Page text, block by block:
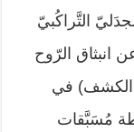
التَّراكُبيّ
انبثاق الرّوح
الكشف) في
مُسَبَّقات